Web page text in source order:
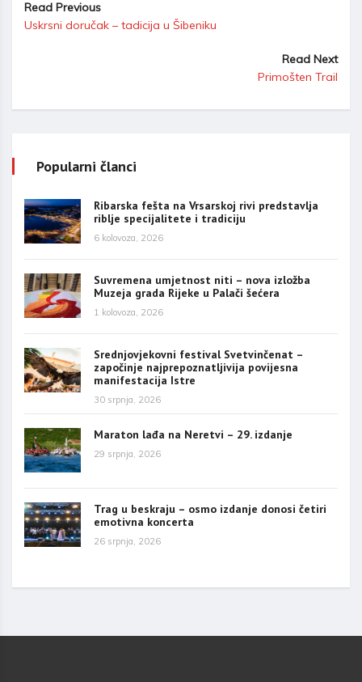
Read Previous
Uskrsni doručak – tadicija u Šibeniku
Read Next
Primošten Trail
Popularni članci
Ribarska fešta na Vrsarskoj rivi predstavlja
riblje specijalitete i tradiciju
6 kolovoza, 2026
Suvremena umjetnost niti – nova izložba
Muzeja grada Rijeke u Palači šećera
1 kolovoza, 2026
Srednjovjekovni festival Svetvinčenat –
započinje najprepoznatljivija povijesna
manifestacija Istre
30 srpnja, 2026
Maraton lađa na Neretvi – 29. izdanje
29 srpnja, 2026
Trag u beskraju – osmo izdanje donosi četiri
emotivna koncerta
26 srpnja, 2026